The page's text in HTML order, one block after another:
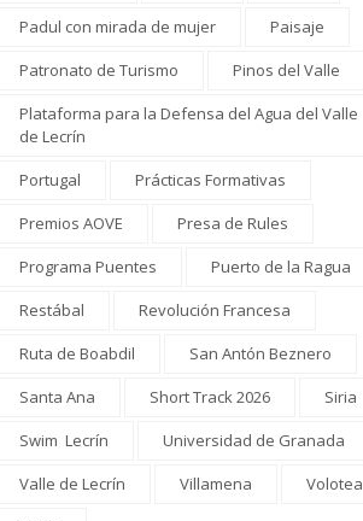
Padul con mirada de mujer
Paisaje
Patronato de Turismo
Pinos del Valle
Plataforma para la Defensa del Agua del Valle
de Lecrín
Portugal
Prácticas Formativas
Premios AOVE
Presa de Rules
Programa Puentes
Puerto de la Ragua
Restábal
Revolución Francesa
Ruta de Boabdil
San Antón Beznero
Santa Ana
Short Track 2026
Siria
Swim Lecrín
Universidad de Granada
Valle de Lecrín
Villamena
Volotea